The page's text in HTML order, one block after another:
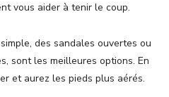
vous aider à tenir le coup.
des sandales ouvertes ou
sont les meilleures options. En
et aurez les pieds plus aérés.